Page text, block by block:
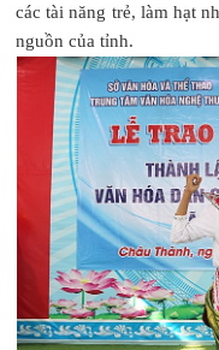
các tài năng trẻ, làm hạt
nguồn của tỉnh.